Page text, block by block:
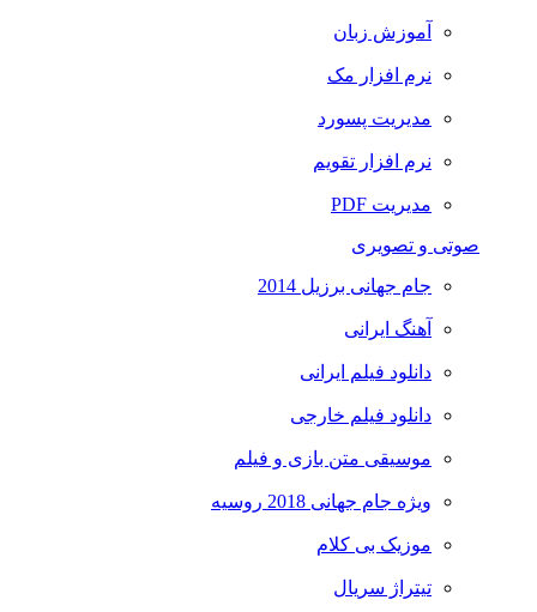
آموزش زبان
نرم افزار مک
مدیریت پسورد
نرم افزار تقویم
مدیریت PDF
صوتی و تصویری
جام جهانی برزیل 2014
آهنگ ایرانی
دانلود فیلم ایرانی
دانلود فیلم خارجی
موسیقی متن بازی و فیلم
ویژه جام جهانی 2018 روسیه
موزیک بی کلام
تیتراژ سریال